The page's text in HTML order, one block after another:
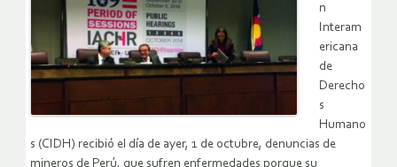
n
Interam
ericana
de
Derecho
s
Humano
s (CIDH) recibió el día de ayer, 1 de octubre, denuncias de
mineros de Perú, que sufren enfermedades porque su